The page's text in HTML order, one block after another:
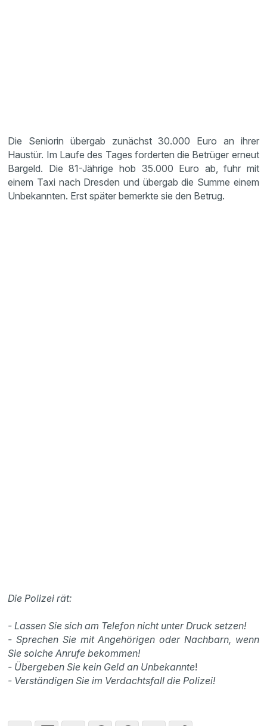
Die Seniorin übergab zunächst 30.000 Euro an ihrer
Haustür. Im Laufe des Tages forderten die Betrüger erneut
Bargeld. Die 81-Jährige hob 35.000 Euro ab, fuhr mit
einem Taxi nach Dresden und übergab die Summe einem
Unbekannten. Erst später bemerkte sie den Betrug.
Die Polizei rät:
- Lassen Sie sich am Telefon nicht unter Druck setzen!
- Sprechen Sie mit Angehörigen oder Nachbarn, wenn
Sie solche Anrufe bekommen!
- Übergeben Sie kein Geld an Unbekannte!
- Verständigen Sie im Verdachtsfall die Polizei!